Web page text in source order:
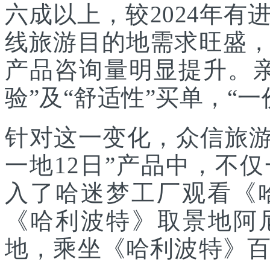
六成以上，较2024年有
线旅游目的地需求旺盛
产品咨询量明显提升。
验”及“舒适性”买单，“
针对这一变化，众信旅
一地12日”产品中，不
入了哈迷梦工厂观看
《哈利波特》取景地
地，乘坐《哈利波特》